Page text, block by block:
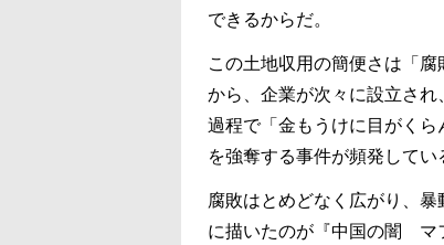
できるからだ。
この土地収用の簡便さは「
から、企業が次々に設立さ
過程で「金もうけに目がく
を強奪する事件が頻発してい
腐敗はとめどなく広がり、
に描いたのが『中国の闇 マ